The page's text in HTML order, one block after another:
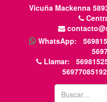
Vicuña Mackenna
WhatsApp:
Llamar:
56977085192